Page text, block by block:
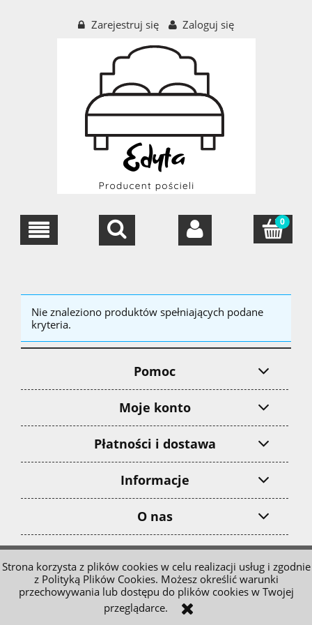
Strona korzysta z plików cookies w celu realizacji usług i zgodnie
z Polityką Plików Cookies. Możesz określić warunki
przechowywania lub dostępu do plików cookies w Twojej
przeglądarce.
Zarejestruj się Zaloguj się
Nie znaleziono produktów spełniających podane
kryteria.
Pomoc
Moje konto
Płatności i dostawa
Informacje
O nas
pokaż pełną wersję strony
Sklep internetowy Shoper.pl